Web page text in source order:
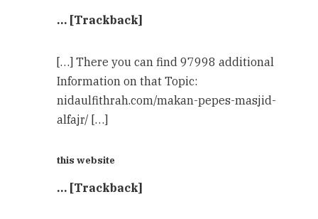
… [Trackback]
[…] There you can find 97998 additional
Information on that Topic:
nidaulfithrah.com/makan-pepes-masjid-
alfajr/ […]
this website
… [Trackback]